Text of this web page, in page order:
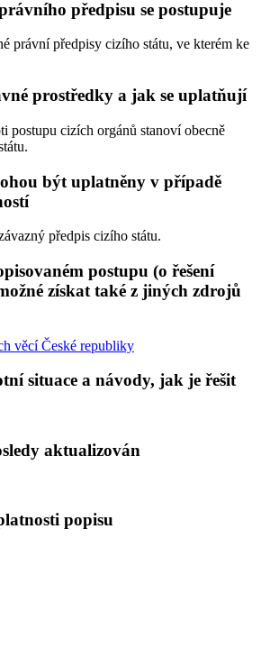
předpisu se postupuje
právní předpisy cizího státu, ve kterém ke
prostředky a jak se uplatňují
postupu cizích orgánů stanoví obecně
být uplatněny v případě
předpis cizího státu.
postupu (o řešení
získat také z jiných zdrojů
věcí České republiky
situace a návody, jak je řešit
aktualizován
popisu